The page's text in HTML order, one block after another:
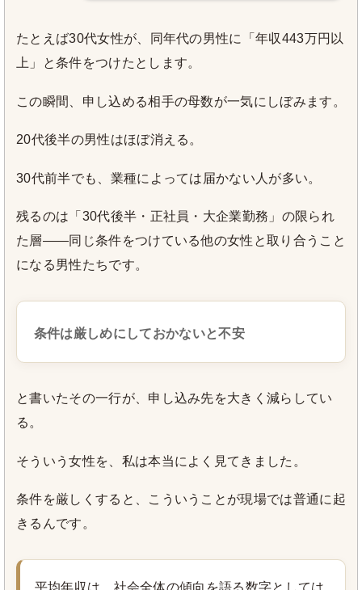
たとえば30代女性が、同年代の男性に「年収443万円以
上」と条件をつけたとします。
この瞬間、申し込める相手の母数が一気にしぼみます。
20代後半の男性はほぼ消える。
30代前半でも、業種によっては届かない人が多い。
残るのは「30代後半・正社員・大企業勤務」の限られ
た層――同じ条件をつけている他の女性と取り合うこと
になる男性たちです。
条件は厳しめにしておかないと不安
と書いたその一行が、申し込み先を大きく減らしてい
る。
そういう女性を、私は本当によく見てきました。
条件を厳しくすると、こういうことが現場では普通に起
きるんです。